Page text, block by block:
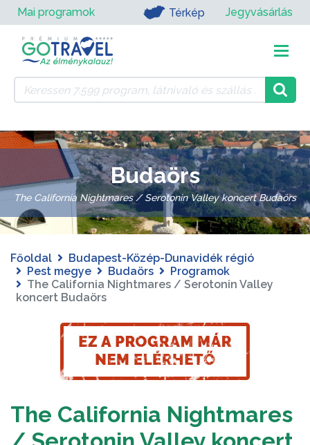
Mai programok Térkép Jegyvásárlás
Budaörs
The California Nightmares / Serotonin Valley koncert Budaörs
Főoldal
Budapest-Közép-Dunavidék régió
Pest megye
Budaörs
Programok
The California Nightmares / Serotonin Valley
koncert Budaörs
The California Nightmares